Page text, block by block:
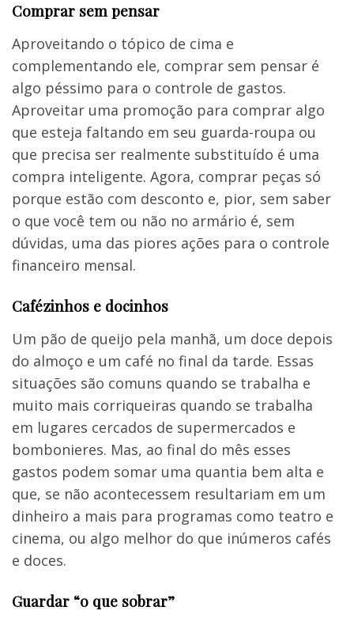
Comprar sem pensar
Aproveitando o tópico de cima e
complementando ele, comprar sem pensar é
algo péssimo para o controle de gastos.
Aproveitar uma promoção para comprar algo
que esteja faltando em seu guarda-roupa ou
que precisa ser realmente substituído é uma
compra inteligente. Agora, comprar peças só
porque estão com desconto e, pior, sem saber
o que você tem ou não no armário é, sem
dúvidas, uma das piores ações para o controle
financeiro mensal.
Cafézinhos e docinhos
Um pão de queijo pela manhã, um doce depois
do almoço e um café no final da tarde. Essas
situações são comuns quando se trabalha e
muito mais corriqueiras quando se trabalha
em lugares cercados de supermercados e
bombonieres. Mas, ao final do mês esses
gastos podem somar uma quantia bem alta e
que, se não acontecessem resultariam em um
dinheiro a mais para programas como teatro e
cinema, ou algo melhor do que inúmeros cafés
e doces.
Guardar “o que sobrar”